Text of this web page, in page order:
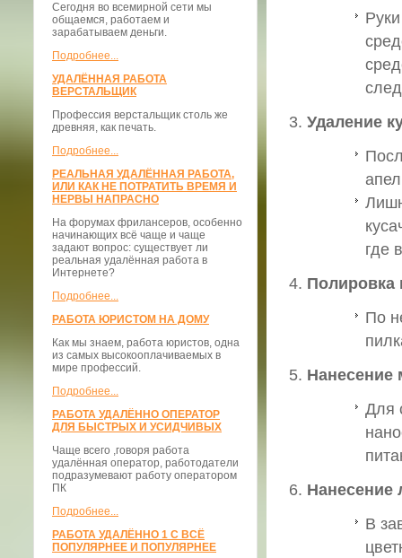
Сегодня во всемирной сети мы
общаемся, работаем и
зарабатываем деньги.
Подробнее...
УДАЛЁННАЯ РАБОТА
ВЕРСТАЛЬЩИК
Профессия верстальщик столь же
древняя, как печать.
Подробнее...
РЕАЛЬНАЯ УДАЛЁННАЯ РАБОТА,
ИЛИ КАК НЕ ПОТРАТИТЬ ВРЕМЯ И
НЕРВЫ НАПРАСНО
На форумах фрилансеров, особенно
начинающих всё чаще и чаще
задают вопрос: существует ли
реальная удалённая работа в
Интернете?
Подробнее...
РАБОТА ЮРИСТОМ НА ДОМУ
Как мы знаем, работа юристов, одна
из самых высокооплачиваемых в
мире профессий.
Подробнее...
РАБОТА УДАЛЁННО ОПЕРАТОР
ДЛЯ БЫСТРЫХ И УСИДЧИВЫХ
Чаще всего ,говоря работа
удалённая оператор, работодатели
подразумевают работу оператором
ПК
Подробнее...
РАБОТА УДАЛЁННО 1 С ВСЁ
ПОПУЛЯРНЕЕ И ПОПУЛЯРНЕЕ
Удаление
где
Полировка
По
Нанесение
Для
Нанесение
В